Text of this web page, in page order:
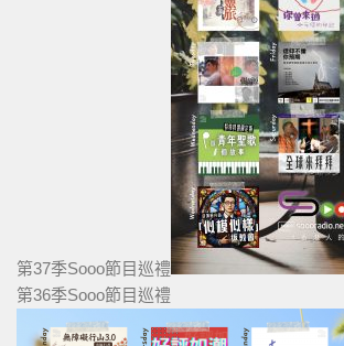
第37季Sooo節目巡禮
第36季Sooo節目巡禮